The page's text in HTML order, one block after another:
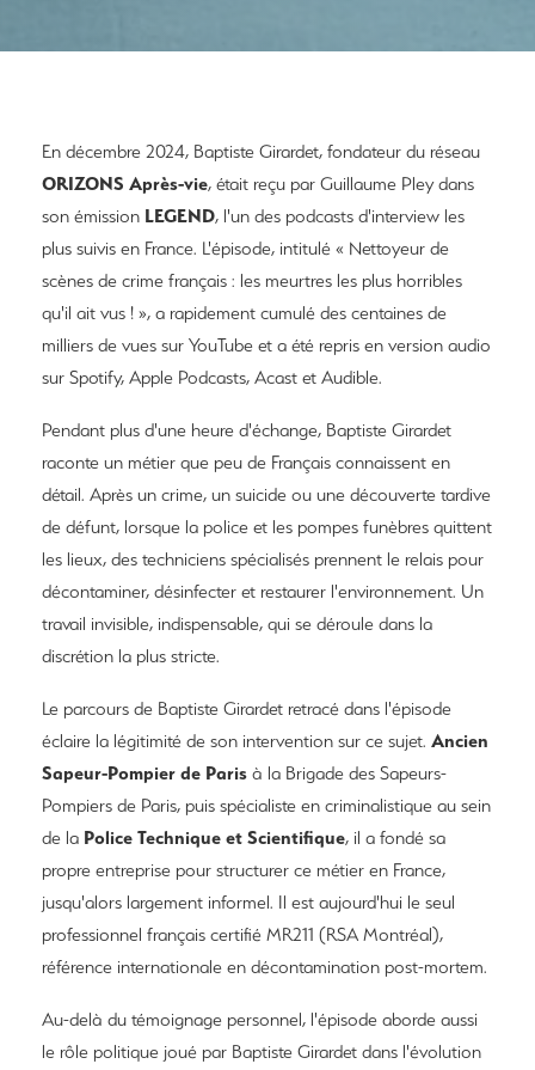
En décembre 2024, Baptiste Girardet, fondateur du réseau
ORIZONS Après-vie, était reçu par Guillaume Pley dans
son émission LEGEND, l'un des podcasts d'interview les
plus suivis en France. L'épisode, intitulé « Nettoyeur de
scènes de crime français : les meurtres les plus horribles
qu'il ait vus ! », a rapidement cumulé des centaines de
milliers de vues sur YouTube et a été repris en version audio
sur Spotify, Apple Podcasts, Acast et Audible.
Pendant plus d'une heure d'échange, Baptiste Girardet
raconte un métier que peu de Français connaissent en
détail. Après un crime, un suicide ou une découverte tardive
de défunt, lorsque la police et les pompes funèbres quittent
les lieux, des techniciens spécialisés prennent le relais pour
décontaminer, désinfecter et restaurer l'environnement. Un
travail invisible, indispensable, qui se déroule dans la
discrétion la plus stricte.
Le parcours de Baptiste Girardet retracé dans l'épisode
éclaire la légitimité de son intervention sur ce sujet. Ancien
Sapeur-Pompier de Paris à la Brigade des Sapeurs-
Pompiers de Paris, puis spécialiste en criminalistique au sein
de la Police Technique et Scientifique, il a fondé sa
propre entreprise pour structurer ce métier en France,
jusqu'alors largement informel. Il est aujourd'hui le seul
professionnel français certifié MR211 (RSA Montréal),
référence internationale en décontamination post-mortem.
Au-delà du témoignage personnel, l'épisode aborde aussi
le rôle politique joué par Baptiste Girardet dans l'évolution